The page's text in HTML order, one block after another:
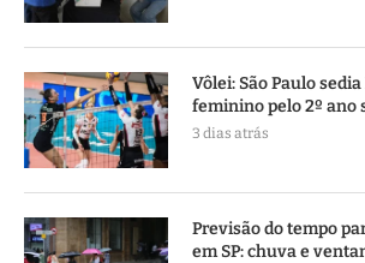
Vôlei: São Paulo
feminino pelo 2º ano
3 dias atrás
Previsão do tempo
em SP: chuva e